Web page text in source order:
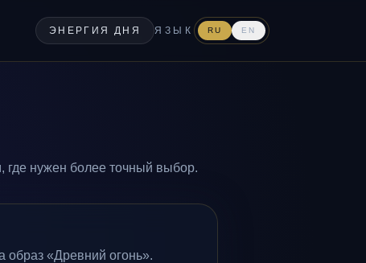
ЭНЕРГИЯ ДНЯ ЯЗЫК RU EN
где нужен более точный выбор.
образ «Древний огонь».